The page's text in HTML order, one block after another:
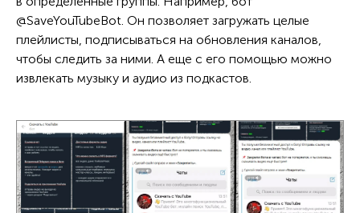
@SaveYouTubeBot. Он позволяет загружать целые
плейлисты, подписываться на обновления каналов,
чтобы следить за ними. А еще с его помощью можно
извлекать музыку и аудио из подкастов.